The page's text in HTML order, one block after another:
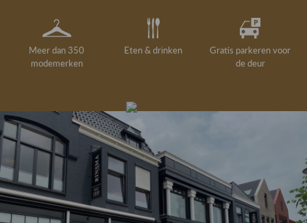
Meer dan 350
modemerken
Eten & drinken
Gratis parkeren voor
de deur
drankje
Gratis retourneren in
de winkel
Deskundig
kledingadvies